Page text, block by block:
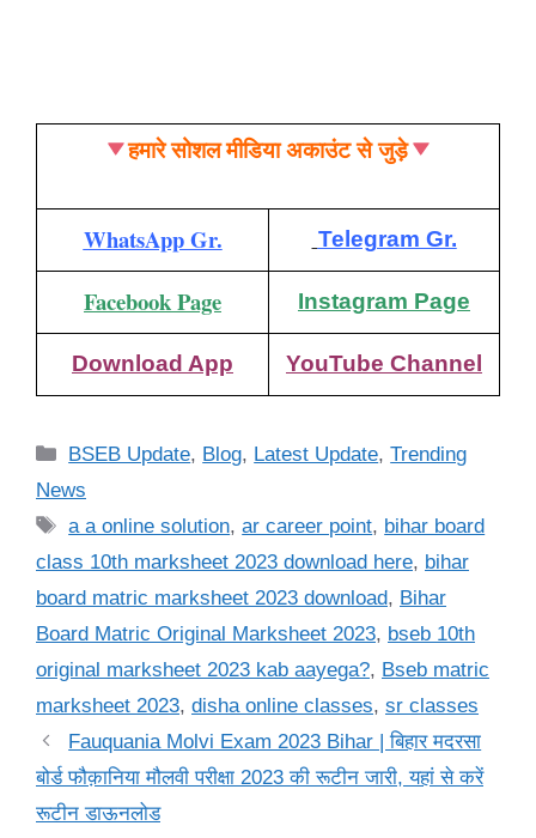
हमारे सोशल मीडिया अकाउंट से जुड़े
WhatsApp Gr. Telegram Gr.
Facebook Page Instagram Page
Download App YouTube Channel
Categories
BSEB Update, Blog, Latest Update,Trending
News
Tags
a a online solution,ar career point, bihar board
class 10th marksheet 2023 download here, bihar
board matric marksheet 2023 download, Bihar
Board Matric Original Marksheet 2023, bseb 10th
original marksheet 2023 kab aayega?, Bseb matric
marksheet 2023, disha online classes, sr classes
Fauquania Molvi Exam 2023 Bihar | बिहार मदरसा
बोर्ड फौक़ानिया मौलवी परीक्षा 2023 की रूटीन जारी, यहां से करें
रूटीन डाऊनलोड